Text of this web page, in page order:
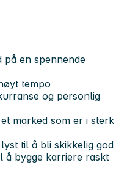
en spennende
tempo
og personlig
marked som er i sterk
til å bli skikkelig god
å bygge karriere raskt